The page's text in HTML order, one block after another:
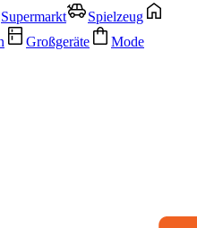
Supermarkt
Spielzeug
Großgeräte Mode